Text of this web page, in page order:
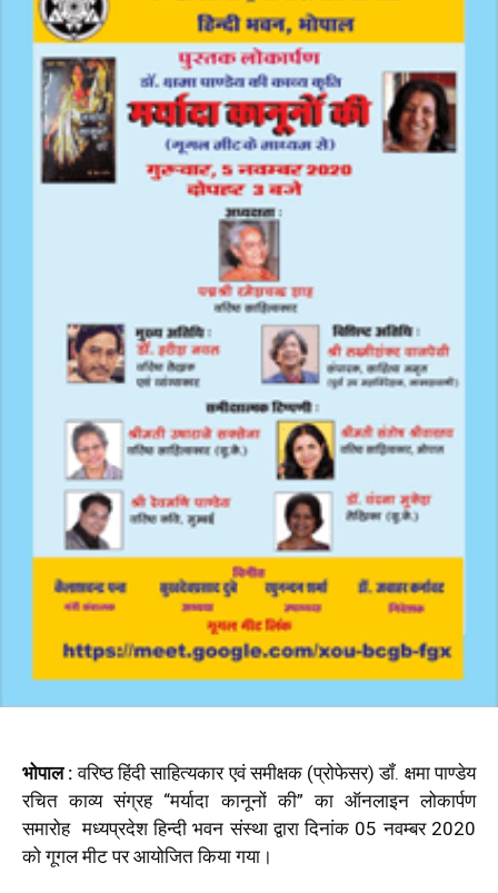
भोपाल : वरिष्ठ हिंदी साहित्यकार एवं समीक्षक (प्रोफेसर) डॉं. क्षमा पाण्डेय
रचित काव्य संग्रह “मर्यादा कानूनों की” का ऑनलाइन लोकार्पण
समारोह मध्यप्रदेश हिन्दी भवन संस्था द्वारा दिनांक 05 नवम्बर 2020
को गूगल मीट पर आयोजित किया गया।